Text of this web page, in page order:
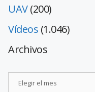
UAV(200)
Vídeos (1.046)
Archivos